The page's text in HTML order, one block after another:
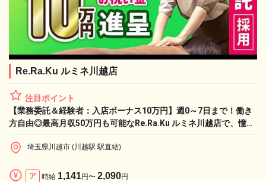
Re.Ra.Ku ルミネ川越店
注目ポイント
【業務委託＆経験者：入店ボーナス10万円】週0～7日まで！働き
方自由◎最高月収50万円も可能なRe.Ra.Ku ルミネ川越店で、憧れ
埼玉県川越市 (川越駅 駅直結)
ア 時給 1,141円〜 2,090円